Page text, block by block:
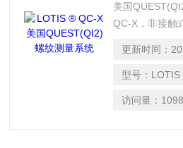
美国
QC-X，非接触
速、非接触式激
更新时间：
型号：
访问量： 1098